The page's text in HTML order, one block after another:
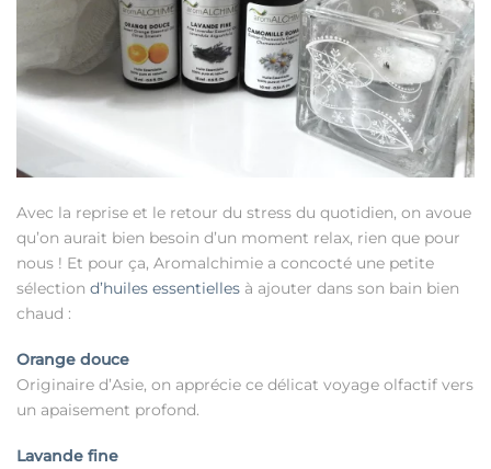
Avec la reprise et le retour du stress du quotidien, on avoue
qu’on aurait bien besoin d’un moment relax, rien que pour
nous ! Et pour ça, Aromalchimie a concocté une petite
sélection d’huiles essentielles à ajouter dans son bain bien
chaud :
Orange douce
Originaire d’Asie, on apprécie ce délicat voyage olfactif vers
un apaisement profond.
Lavande fine